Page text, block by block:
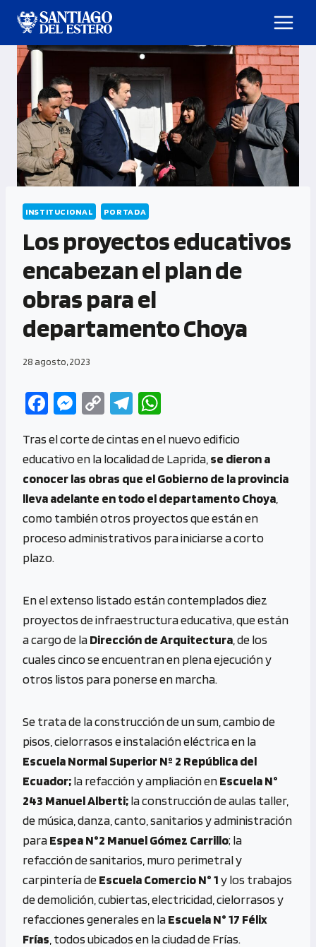
INSTITUCIONAL PORTADA
Los proyectos educativos
encabezan el plan de
obras para el
departamento Choya
28 agosto, 2023
Fa
b
o
o
k
M
se
n
g
er
C
py
Li
n
k
Te
gr
a
m
at
s
A
p
p
Tras el corte de cintas en el nuevo edificio
educativo en la localidad de Laprida, se dieron a
conocer las obras que el Gobierno de la provincia
lleva adelante en todo el departamento Choya
como también otros proyectos que están en
proceso administrativos para iniciarse a corto
plazo.
En el extenso listado están contemplados diez
proyectos de infraestructura educativa, que están
a cargo de laDirección de Arquitectura , de los
cuales cinco se encuentran en plena ejecución y
otros listos para ponerse en marcha.
Se trata de la construcción de un sum, cambio de
pisos, cielorrasos e instalación eléctrica en la
Escuela Normal Superior Nº 2 República del
Ecuador;la refacción y ampliación enEscuela N°
243 Manuel Alberti;la construcción de aulas taller,
de música, danza, canto, sanitarios y administración
paraEspea N°2 Manuel Gómez Carrillo; la
refacción de sanitarios, muro perimetral y
carpintería deEscuela Comercio N° 1y los trabajos
de demolición, cubiertas, electricidad, cielorrasos y
refacciones generales en laEscuela N° 17 Félix
Frías , todos ubicados en la ciudad de Frías.